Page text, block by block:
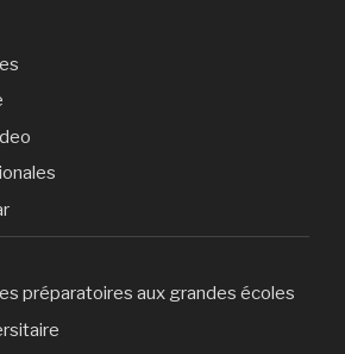
préparatoires aux grandes écoles